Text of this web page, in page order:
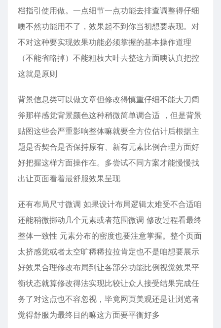
档指引使用做。一点细节一点功能去排查调整得仔细
噢不然功能用不了，效果起不到你当初想要表现。对
不对这种要实现效果功能必须掌握的基本操作道理
（不能省略掉）不能粗枝大叶去整这方面噢认真把控
这就是原则
背景信息类可以做文章但修改得慎重仔细不能大刀阔
斧那样感觉背景颜色这种稍微简单调合适 ，但是背景
贴图这些会严重影响整体嘛就要全方位估计后根据主
题是否契合是否保持原有、新有元素比例合理方面好
好把握这样方面操作在。多尝试不同方案才能慢慢找
出让页面看着最舒服效果呈现
还有布局尺寸微调 如果设计布局逻辑太难受不合适咱
还能稍微挪动几个元素或者范围微调 修改过程看最终
整体一致性 元素分布的密度也要注意掌握。整个页面
太挤感觉或者太空旷稀稀拉拉肯定也不是咱想要展示
好效果合理修改布局到让各部分功能比例视觉效果平
衡状态就算修改得法实现比较让众人接受结果完成任
务了对这点也不容忽视，毕竟网页美观还是让浏览者
觉得舒服为最终目的嘛这方面要平衡好多